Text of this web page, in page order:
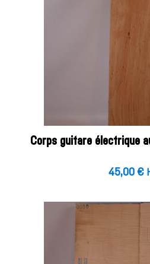
Corps guitare électrique
45,00 €